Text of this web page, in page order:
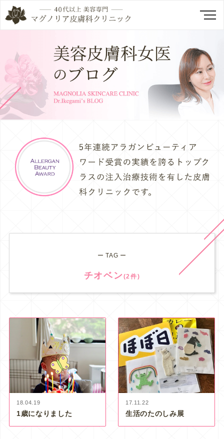
ー TAG ー
チオベン (2件)
18.04.19
1歳になりました
17.11.22
生活のたのしみ展